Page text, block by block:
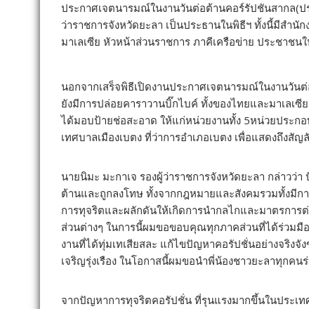
ประกาศเจตนารมณ์ในงานวันต่อต้านคอร์รัปชันสากล(ป
ว่าราชการจังหวัดยะลา เป็นประธานในพิธีฯ ทั้งนี้มีสำนั
มาเลเซีย หัวหน้าส่วนราชการ ภาคีเครือข่าย ประชาช
นอกจากเสร็จพิธีเปิดงานประกาศเจตนารมณ์ในงานวัน
ยังมีการปล่อยคาราวานบิ๊กไบค์ ทั้งของไทยและมาเลเ
ได้มอบป้ายช่อสะอาด ให้แก่หน่วยงานทั้ง 5หน่วยประกอ
เทศบาลเมืองเบตง ที่ว่าการอำเภอเบตง เพื่อแสดงถึง
นายนิมะ มะกาเจ รองผู้ว่าราชการจังหวัดยะลา กล่าว
ต้านและถูกลงโทษ ทั้งจากกฎหมายและสังคมรวมทั้งมี
การทุจริตและผลักดันให้เกิดการนำกลไกและมาตรกา
ส่วนต่างๆ ในการนี้ผมขอขอบคุณทุกภาคส่วนที่ได้ร่วม
งานที่ได้ทุ่มเทเสียสละ แก้ไขปัญหาคอรัปชั่นอย่างจริง
เจริญรุ่งเรือง ในโอกาสนี้ผมขอนำพี่น้องชาวยะลาทุก
จากปัญหาการทุจริตคอรัปชั่น ที่รุนแรงมากขึ้นในประเ